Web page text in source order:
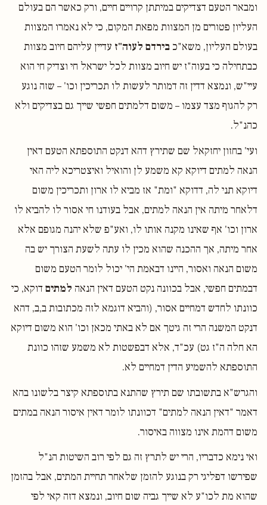
ומבאר הטעם דצדיקים במיתתן קרויים חיים, ורק כאשר הם בעולם
העליון פטורים מן המצוות מפאת המקום, כי לא נאמרו המצוות
בעולם העליון, משא"כבירדם לעוה"ז עדיין עליהם חיוב מצוות
כבתחילה כי בעוה"ז יש חיוב מצוות לכל ישראל חי וצדיק חי הוא
עיי"ש, ונמצא דדין זה דמותר לעשות לו תכריכין וכו' – שזה נוגע
רק להגוף מצד עצמו – משום דלמתים חפשי שייך גם בצדיקים ולא
כהנ"ל.
ועי' בחזון יחזקאל שם שתירץ דהא דנקט התוספתא הטעם דאין
הנאה למתים דיוקא קא משמע לן והואיל ואיצטריכא ליה האי
דיוקא תני לה, דדוקא "ומת" אז מביא לו ארון ותכריכין משום
דלאחר מיתה אין הנאה למתים, אבל בעודנו חי אסור לו להביא לו
ארון וכו' אף שאינו מקנה אותו לו, ואע"פ שלא יהנה מגופם אלא
אחר מיתה, אך ההכנה שהוא מכין לו עתה לשעת הצורך יש בה
משום הנאה ואסור, היינו דבאמת הי' יכול לומר הטעם משום
דבמתים חפשי, אבל בכוונה נקט הטעם דאין הנאה למתים דוקא, כי
כוונתו לחדש דמחיים אסור, (והביא דוגמא לזה מכתובות ב,ב, דהא
דנקט המשנה הרי זה גיטך אם לא באתי מכאן וכו' הוא משום דיוקא
הא חלה ה"ז גט) עכ"ד, אלא דבפשטות לא משמע שזהו כוונת
התוספתא להשמיע הדין דמחיים לא.
והגרש"א בתשובתו שם תירץ שהתנא בתוספתא קיצר בלשונו בהא
דאמר "דאין הנאה למתים" דכוונתו לומר דאין איסור הנאה במתים
משום דהמת אינו מצווה באיסור.
ואי נימא כדבריו, הרי יש לתרץ זה גם לפי רוב השיטות הנ"ל
שפירשו דפליגי רק בנוגע להזמן שלאחר תחיית המתים, אבל בהזמן
שהוא מת לכו"ע לא שייך גביה שום חיוב, ונמצא דזה קאי לפי